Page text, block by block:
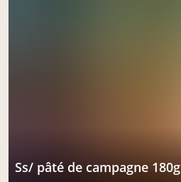
ss/ pâté de campagne 180g